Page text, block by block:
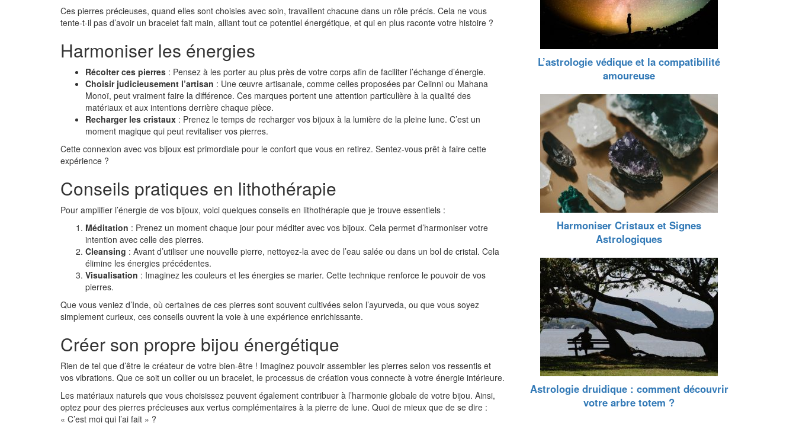
Ces pierres précieuses, quand elles sont choisies avec soin, travaillent chacune dans un rôle précis. Cela ne vous
tente-t-il pas d’avoir un bracelet fait main, alliant tout ce potentiel énergétique, et qui en plus raconte votre histoire ?
Harmoniser les énergies
Récolter ces pierres : Pensez à les porter au plus près de votre corps afin de faciliter l’échange d’énergie.
Choisir judicieusement l’artisan : Une œuvre artisanale, comme celles proposées par Celinni ou Mahana
Monoï, peut vraiment faire la différence. Ces marques portent une attention particulière à la qualité des
matériaux et aux intentions derrière chaque pièce.
Recharger les cristaux : Prenez le temps de recharger vos bijoux à la lumière de la pleine lune. C’est un
moment magique qui peut revitaliser vos pierres.
Cette connexion avec vos bijoux est primordiale pour le confort que vous en retirez. Sentez-vous prêt à faire cette
expérience ?
Conseils pratiques en lithothérapie
Pour amplifier l’énergie de vos bijoux, voici quelques conseils en lithothérapie que je trouve essentiels :
Méditation : Prenez un moment chaque jour pour méditer avec vos bijoux. Cela permet d’harmoniser votre
intention avec celle des pierres.
Cleansing : Avant d’utiliser une nouvelle pierre, nettoyez-la avec de l’eau salée ou dans un bol de cristal. Cela
élimine les énergies précédentes.
Visualisation : Imaginez les couleurs et les énergies se marier. Cette technique renforce le pouvoir de vos
pierres.
Que vous veniez d’Inde, où certaines de ces pierres sont souvent cultivées selon l’ayurveda, ou que vous soyez
simplement curieux, ces conseils ouvrent la voie à une expérience enrichissante.
Créer son propre bijou énergétique
Rien de tel que d’être le créateur de votre bien-être ! Imaginez pouvoir assembler les pierres selon vos ressentis et
vos vibrations. Que ce soit un collier ou un bracelet, le processus de création vous connecte à votre énergie intérieure.
Les matériaux naturels que vous choisissez peuvent également contribuer à l’harmonie globale de votre bijou. Ainsi,
optez pour des pierres précieuses aux vertus complémentaires à la pierre de lune. Quoi de mieux que de se dire :
« C’est moi qui l’ai fait » ?
L’astrologie védique et la compatibilité
amoureuse
Harmoniser Cristaux et Signes
Astrologiques
Astrologie druidique : comment découvrir
votre arbre totem ?